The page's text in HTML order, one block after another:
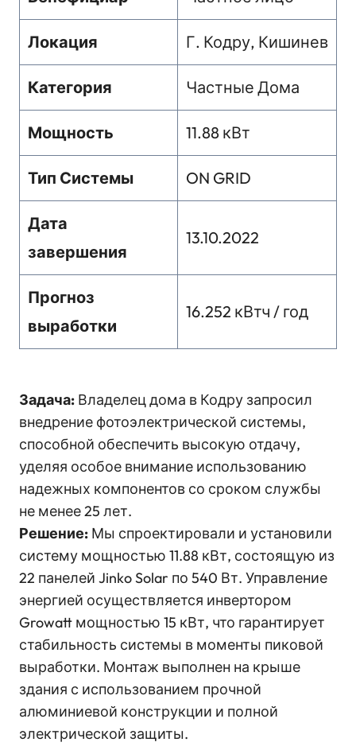
Локация Г. Кодру, Кишинев
Категория Частные Дома
Мощность 11.88 кВт
Тип Системы ON GRID
Дата
завершения
13.10.2022
Прогноз
выработки
16.252 кВтч / год
Задача: Владелец дома в Кодру запросил
внедрение фотоэлектрической системы,
способной обеспечить высокую отдачу,
уделяя особое внимание использованию
надежных компонентов со сроком службы
не менее 25 лет.
Решение: Мы спроектировали и установили
систему мощностью 11.88 кВт, состоящую из
22 панелей Jinko Solar по 540 Вт. Управление
энергией осуществляется инвертором
Growatt мощностью 15 кВт, что гарантирует
стабильность системы в моменты пиковой
выработки. Монтаж выполнен на крыше
здания с использованием прочной
алюминиевой конструкции и полной
электрической защиты.